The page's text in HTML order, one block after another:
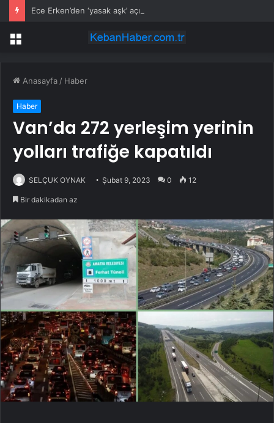
Menü
Anasayfa / Haber
Haber
Van’da 272 yerleşim yerinin
yolları trafiğe kapatıldı
SELÇUK OYNAK Şubat 9, 2023 0 12
Bir dakikadan az